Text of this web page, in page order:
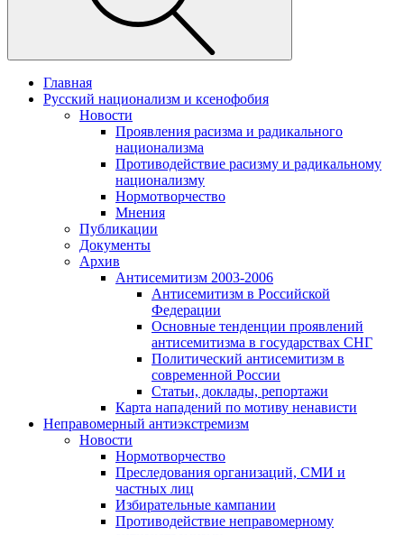
Главная
Русский национализм и ксенофобия
Новости
Проявления расизма и радикального
национализма
Противодействие расизму и радикальному
национализму
Нормотворчество
Мнения
Публикации
Документы
Архив
Антисемитизм 2003-2006
Антисемитизм в Российской
Федерации
Основные тенденции проявлений
антисемитизма в государствах СНГ
Политический антисемитизм в
современной России
Статьи, доклады, репортажи
Карта нападений по мотиву ненависти
Неправомерный антиэкстремизм
Новости
Нормотворчество
Преследования организаций, СМИ и
частных лиц
Избирательные кампании
Противодействие неправомерному